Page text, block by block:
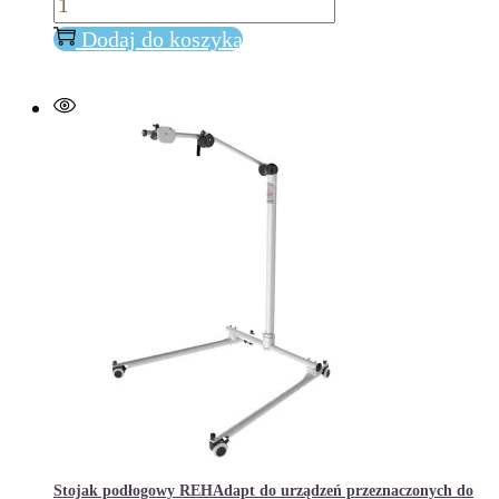
Uchwyt
ramieniu
Dodaj do koszyka
Stojak podłogowy REHAdapt do urządzeń przeznaczonych do